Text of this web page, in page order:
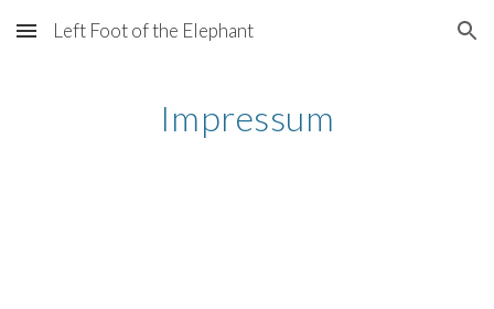
Skip to main content Skip to navigation
Left Foot of the Elephant
Impressum